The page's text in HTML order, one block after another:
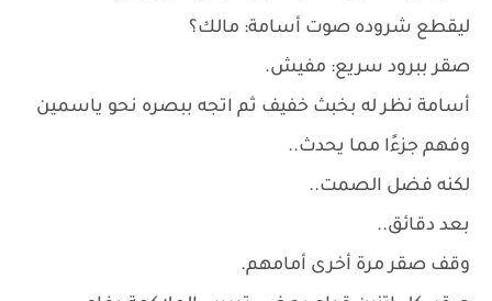
ليقطع شروده صوت أسامة: مالك؟
صقر ببرود سريع: مفيش.
أسامة نظر له بخبث خفيف ثم اتجه ببصره نحو ياسمين
وفهم جزءًا مما يحدث..
لكنه فضل الصمت..
بعد دقائق..
وقف صقر مرة أخرى أمامهم.